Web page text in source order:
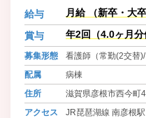
給与
月給 （新卒・大
314,500円
賞与 年2回（4.0ヶ月分
募集形態
看護師（常勤(2交替)/
配属
病棟
住所
滋賀県彦根市西今町
アクセス
JR琵琶湖線 南彦根